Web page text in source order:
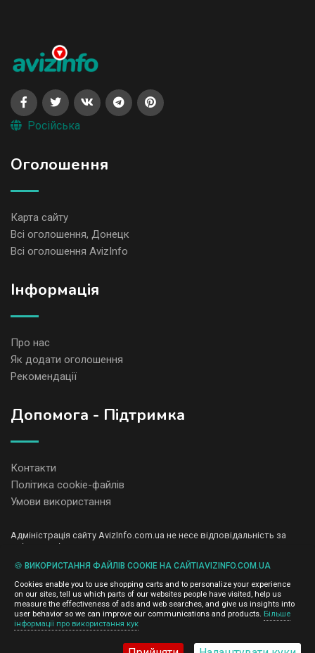
Російська
Оголошення
Карта сайту
Всі оголошення, Донецк
Всі оголошення AvizInfo
Iнформація
Про нас
Як додати оголошення
Рекомендації
Допомога - Підтримка
Контакти
Політика cookie-файлів
Умови використання
Адміністрація сайту AvizInfo.com.ua не несе відповідальність за
зміст розміщених оголошень.
Ми цінуємо конфіденційність наших користувачів. Ми не передаємо
і не продаємо особисту інформацію зареєстрованих користувачів
AvizInfo.com.ua третім особам. Ми не відповідаємо за правила
конфіденційності сайтів на які посилається AvizInfo.com.ua. На
деяких сторінках нашого сайту представлена реклама Google
Adsense Advertising Network. Щоб дізнатися детальніше про
правила конфіденційності Google
🍪 ВИКОРИСТАННЯ ФАЙЛІВ COOKIE НА САЙТІAVIZINFO.COM.UA
Cookies enable you to use shopping carts and to personalize your experience
on our sites, tell us which parts of our websites people have visited, help us
measure the effectiveness of ads and web searches, and give us insights into
user behavior so we can improve our communications and products. Більше
інформації про використання кук